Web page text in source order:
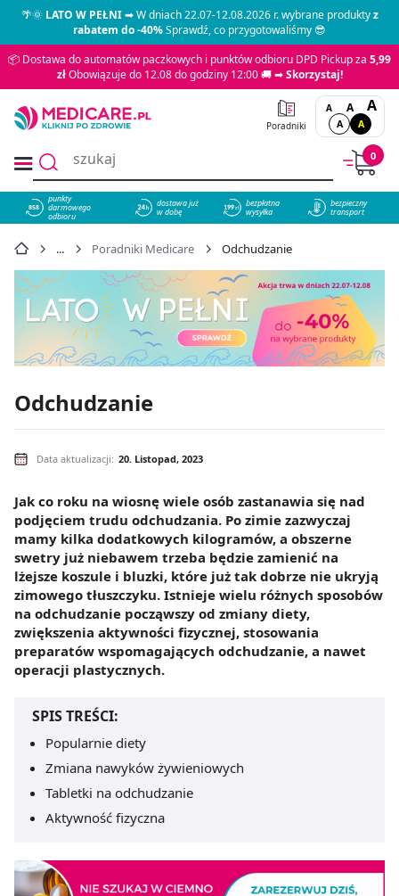
🌴🌞LATO W PEŁNI➡ W dniach 22.07-12.08.2026 r. wybrane produktyz
rabatem do -40%Sprawdź, co przygotowaliśmy 😎
📦 Dostawa do automatów paczkowych i punktów odbioru DPD Pickup za 5,99
złObowiązuje do 12.08 do godziny 12:00 🚚 ➡Skorzystaj!
Poradniki
A A A
A A
0
858
punkty
darmowego
odbioru
dostawa już
w dobę
bezpłatna
wysyłka
bezpieczny
transport
Poradniki Medicare Odchudzanie
Odchudzanie
Data aktualizacji: 20. Listopad, 2023
Jak co roku na wiosnę wiele osób zastanawia się nad
podjęciem trudu odchudzania. Po zimie zazwyczaj
mamy kilka dodatkowych kilogramów, a obszerne
swetry już niebawem trzeba będzie zamienić na
lżejsze koszule i bluzki, które już tak dobrze nie ukryją
zimowego tłuszczyku. Istnieje wielu różnych sposobów
na odchudzanie począwszy od zmiany diety,
zwiększenia aktywności fizycznej, stosowania
preparatów wspomagających odchudzanie, a nawet
operacji plastycznych.
SPIS TREŚCI:
Popularnie diety
Zmiana nawyków żywieniowych
Tabletki na odchudzanie
Aktywność fizyczna